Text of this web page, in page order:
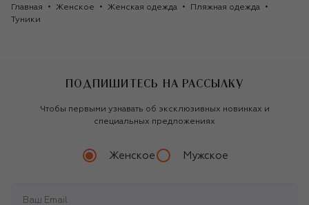
Главная Женское Женская одежда
Пляжная одежда
Туники
ПОДПИШИТЕСЬ НА РАССЫЛКУ
Чтобы первыми узнавать об эксклюзивных новинках и
специальных предложениях
Женское Мужское